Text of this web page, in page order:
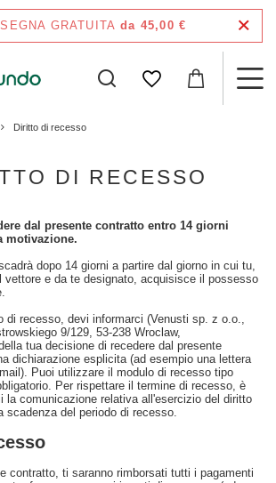
GRATUITA da 45,00 €
Diritto di recesso
DI RECESSO
dal presente contratto entro 14 giorni
motivazione.
dopo 14 giorni a partire dal giorno in cui tu,
vettore e da te designato, acquisisce il possesso
di recesso, devi informarci (Venusti sp. z o.o.,
9/129, 53-238 Wroclaw,
tua decisione di recedere dal presente
dichiarazione esplicita (ad esempio una lettera
Puoi utilizzare il modulo di recesso tipo
Per rispettare il termine di recesso, è
la comunicazione relativa all'esercizio del diritto
scadenza del periodo di recesso.
contratto, ti saranno rimborsati tutti i pagamenti